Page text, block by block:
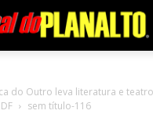
do Outro leva literatura e
sem título-116